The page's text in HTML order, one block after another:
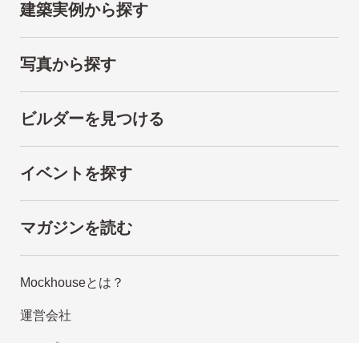
建築実例から探す
写真から探す
ビルダーを見つける
イベントを探す
マガジンを読む
Mockhouseとは？
運営会社